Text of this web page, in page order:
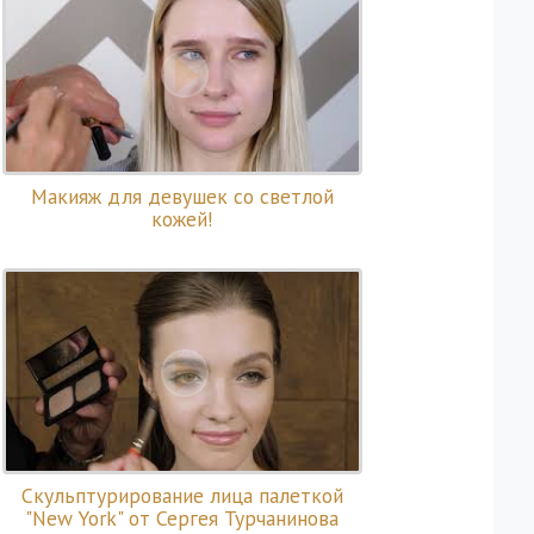
Макияж для девушек со светлой
кожей!
Скульптурирование лица палеткой
"New York" от Сергея Турчанинова